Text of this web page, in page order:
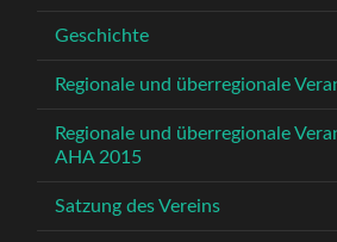
Geschichte
Regionale und überregionale
Regionale und überregionale
AHA 2015
Satzung des Vereins